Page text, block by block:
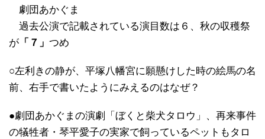
劇団あかぐま
過去公演で記載されている演目数は６、秋の収穫祭
が 「７」 つめ
○左利きの静が、平塚八幡宮に願懸けした時の絵馬の名
前、右手で書いたようにみえるのはなぜ？
●劇団あかぐまの演劇「ぼくと柴犬タロウ」、再来事件
の犠牲者・琴平愛子の実家で飼っているペットもタロ